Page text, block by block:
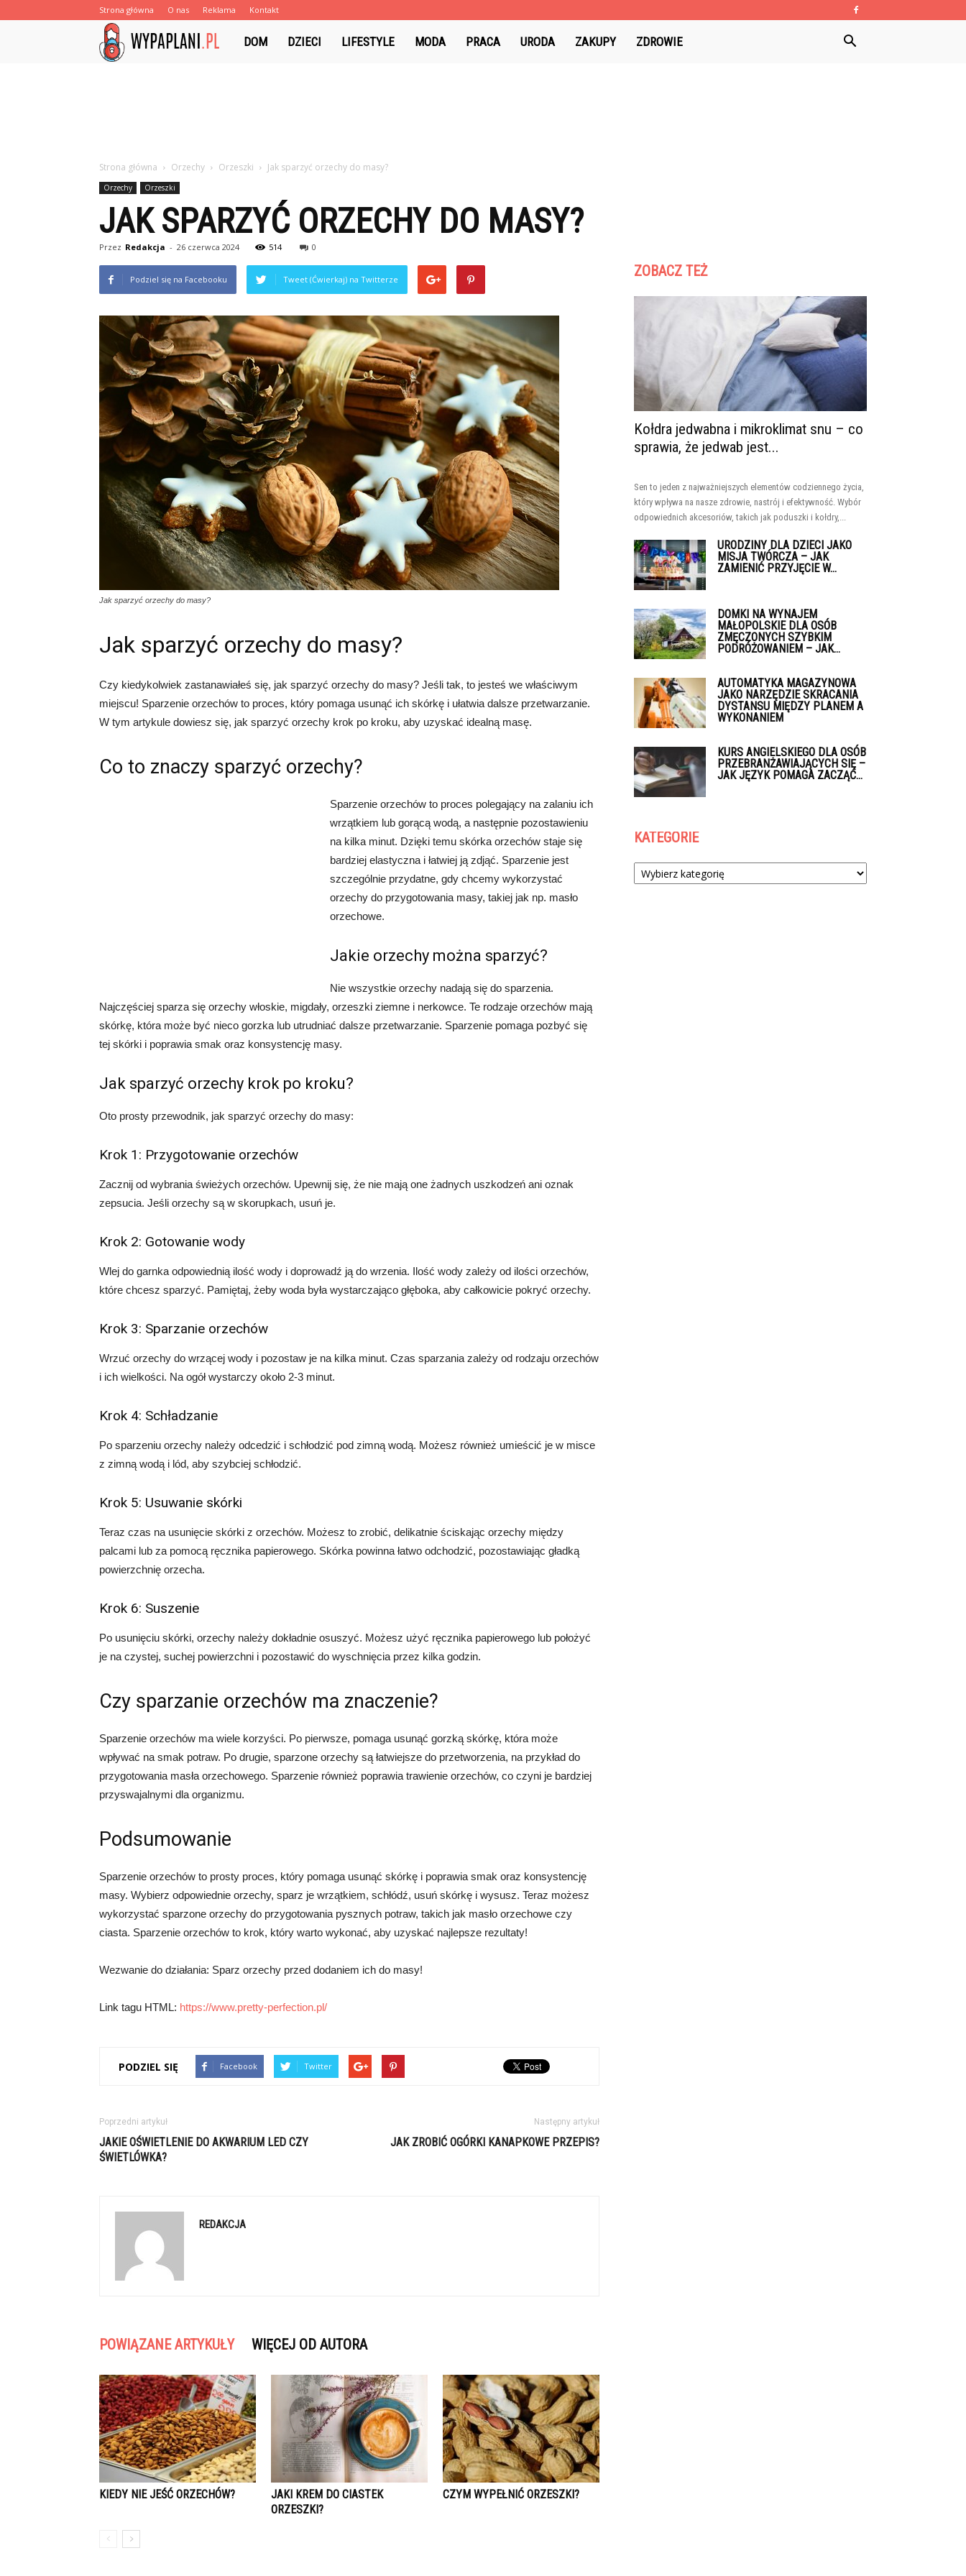
Strona główna O nas Reklama Kontakt
Wypaplani.pl
DOM DZIECI LIFESTYLE MODA PRACA URODA ZAKUPY ZDROWIE
Strona główna Orzechy Orzeszki Jak sparzyć orzechy do masy?
Orzechy Orzeszki
JAK SPARZYĆ ORZECHY DO MASY?
Przez Redakcja - 26 czerwca 2024 514 0
Podziel się na Facebooku Tweet (Ćwierkaj) na Twitterze
Jak sparzyć orzechy do masy?
Jak sparzyć orzechy do masy?
Czy kiedykolwiek zastanawiałeś się, jak sparzyć orzechy do masy? Jeśli tak, to jesteś we właściwym
miejscu! Sparzenie orzechów to proces, który pomaga usunąć ich skórkę i ułatwia dalsze przetwarzanie.
W tym artykule dowiesz się, jak sparzyć orzechy krok po kroku, aby uzyskać idealną masę.
Co to znaczy sparzyć orzechy?
Sparzenie orzechów to proces polegający na zalaniu ich
wrzątkiem lub gorącą wodą, a następnie pozostawieniu
na kilka minut. Dzięki temu skórka orzechów staje się
bardziej elastyczna i łatwiej ją zdjąć. Sparzenie jest
szczególnie przydatne, gdy chcemy wykorzystać
orzechy do przygotowania masy, takiej jak np. masło
orzechowe.
Jakie orzechy można sparzyć?
Nie wszystkie orzechy nadają się do sparzenia.
Najczęściej sparza się orzechy włoskie, migdały, orzeszki ziemne i nerkowce. Te rodzaje orzechów mają
skórkę, która może być nieco gorzka lub utrudniać dalsze przetwarzanie. Sparzenie pomaga pozbyć się
tej skórki i poprawia smak oraz konsystencję masy.
Jak sparzyć orzechy krok po kroku?
Oto prosty przewodnik, jak sparzyć orzechy do masy:
Krok 1: Przygotowanie orzechów
Zacznij od wybrania świeżych orzechów. Upewnij się, że nie mają one żadnych uszkodzeń ani oznak
zepsucia. Jeśli orzechy są w skorupkach, usuń je.
Krok 2: Gotowanie wody
Wlej do garnka odpowiednią ilość wody i doprowadź ją do wrzenia. Ilość wody zależy od ilości orzechów,
które chcesz sparzyć. Pamiętaj, żeby woda była wystarczająco głęboka, aby całkowicie pokryć orzechy.
Krok 3: Sparzanie orzechów
Wrzuć orzechy do wrzącej wody i pozostaw je na kilka minut. Czas sparzania zależy od rodzaju orzechów
i ich wielkości. Na ogół wystarczy około 2-3 minut.
Krok 4: Schładzanie
Po sparzeniu orzechy należy odcedzić i schłodzić pod zimną wodą. Możesz również umieścić je w misce
z zimną wodą i lód, aby szybciej schłodzić.
Krok 5: Usuwanie skórki
Teraz czas na usunięcie skórki z orzechów. Możesz to zrobić, delikatnie ściskając orzechy między
palcami lub za pomocą ręcznika papierowego. Skórka powinna łatwo odchodzić, pozostawiając gładką
powierzchnię orzecha.
Krok 6: Suszenie
Po usunięciu skórki, orzechy należy dokładnie osuszyć. Możesz użyć ręcznika papierowego lub położyć
je na czystej, suchej powierzchni i pozostawić do wyschnięcia przez kilka godzin.
Czy sparzanie orzechów ma znaczenie?
Sparzenie orzechów ma wiele korzyści. Po pierwsze, pomaga usunąć gorzką skórkę, która może
wpływać na smak potraw. Po drugie, sparzone orzechy są łatwiejsze do przetworzenia, na przykład do
przygotowania masła orzechowego. Sparzenie również poprawia trawienie orzechów, co czyni je bardziej
przyswajalnymi dla organizmu.
Podsumowanie
Sparzenie orzechów to prosty proces, który pomaga usunąć skórkę i poprawia smak oraz konsystencję
masy. Wybierz odpowiednie orzechy, sparz je wrzątkiem, schłódź, usuń skórkę i wysusz. Teraz możesz
wykorzystać sparzone orzechy do przygotowania pysznych potraw, takich jak masło orzechowe czy
ciasta. Sparzenie orzechów to krok, który warto wykonać, aby uzyskać najlepsze rezultaty!
Wezwanie do działania: Sparz orzechy przed dodaniem ich do masy!
Link tagu HTML: https://www.pretty-perfection.pl/
PODZIEL SIĘ Facebook Twitter
Poprzedni artykuł
JAKIE OŚWIETLENIE DO AKWARIUM LED CZY
ŚWIETLÓWKA?
Następny artykuł
JAK ZROBIĆ OGÓRKI KANAPKOWE PRZEPIS?
REDAKCJA
POWIĄZANE ARTYKUŁY WIĘCEJ OD AUTORA
KIEDY NIE JEŚĆ ORZECHÓW?
JAKI KREM DO CIASTEK
ORZESZKI?
CZYM WYPEŁNIĆ ORZESZKI?
ZOBACZ TEŻ
Kołdra jedwabna i mikroklimat snu – co
sprawia, że jedwab jest...
Sen to jeden z najważniejszych elementów codziennego życia,
który wpływa na nasze zdrowie, nastrój i efektywność. Wybór
odpowiednich akcesoriów, takich jak poduszki i kołdry,...
URODZINY DLA DZIECI JAKO
MISJA TWÓRCZA – JAK
ZAMIENIĆ PRZYJĘCIE W...
DOMKI NA WYNAJEM
MAŁOPOLSKIE DLA OSÓB
ZMĘCZONYCH SZYBKIM
PODRÓŻOWANIEM – JAK...
AUTOMATYKA MAGAZYNOWA
JAKO NARZĘDZIE SKRACANIA
DYSTANSU MIĘDZY PLANEM A
WYKONANIEM
KURS ANGIELSKIEGO DLA OSÓB
PRZEBRANŻAWIAJĄCYCH SIĘ –
JAK JĘZYK POMAGA ZACZĄĆ...
KATEGORIE
Kategorie